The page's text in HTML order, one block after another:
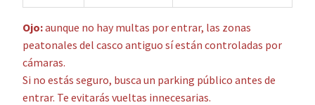
Ojo:aunque no hay multas por entrar, las zonas
peatonales del casco antiguo sí están controladas por
cámaras.
Si no estás seguro, busca un parking público antes de
entrar. Te evitarás vueltas innecesarias.